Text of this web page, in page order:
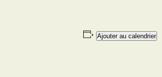
Ajouter au calendrier